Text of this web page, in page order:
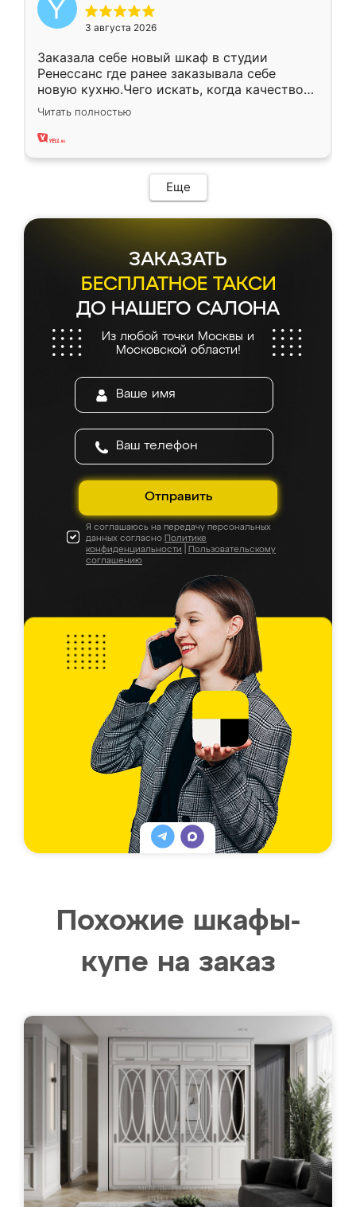
3 августа 2026
Заказала себе новый шкаф в студии
Ренессанс где ранее заказывала себе
новую кухню.Чего искать, когда качеством
вполне довольна. Служит кухня уже почти
два года, нареканий нет.
Читать полностью
Еще
ЗАКАЗАТЬ
БЕСПЛАТНОЕ ТАКСИ
ДО НАШЕГО САЛОНА
Из любой точки Москвы и
Московской области!
Отправить
Я соглашаюсь на передачу персональных
данных согласно Политике
конфиденциальности
Пользовательскому
соглашению
Похожие шкафы-
купе на заказ